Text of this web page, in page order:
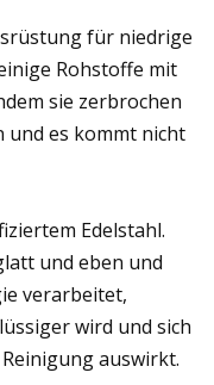
für niedrige
Rohstoffe mit
sie zerbrochen
und es kommt nicht
Edelstahl.
und eben und
verarbeitet,
wird und sich
auswirkt.